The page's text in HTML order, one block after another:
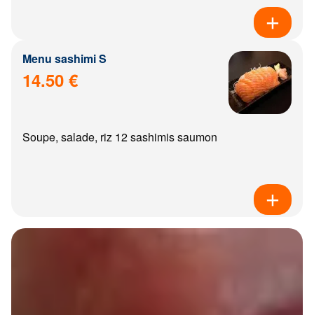
Menu sashimi S
14.50 €
Soupe, salade, riz 12 sashimis saumon